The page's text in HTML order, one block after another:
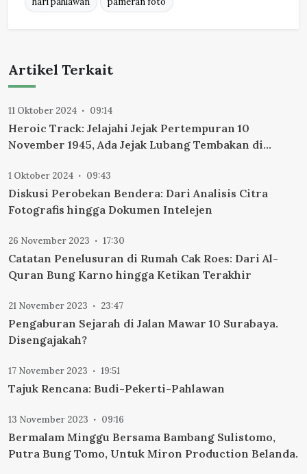
Artikel Terkait
11 Oktober 2024 09:14
Heroic Track: Jelajahi Jejak Pertempuran 10
November 1945, Ada Jejak Lubang Tembakan di
1 Oktober 2024 09:43
Diskusi Perobekan Bendera: Dari Analisis Citra
Fotografis hingga Dokumen Intelejen
26 November 2023 17:30
Catatan Penelusuran di Rumah Cak Roes: Dari Al-
Quran Bung Karno hingga Ketikan Terakhir
21 November 2023 23:47
Pengaburan Sejarah di Jalan Mawar 10 Surabaya.
Disengajakah?
17 November 2023 19:51
Tajuk Rencana: Budi-Pekerti-Pahlawan
13 November 2023 09:16
Bermalam Minggu Bersama Bambang Sulistomo,
Putra Bung Tomo, Untuk Miron Production Belanda.